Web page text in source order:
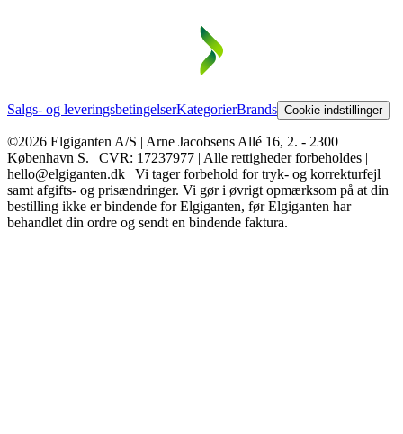
Salgs- og leveringsbetingelserKategorierBrands Cookie indstillinger
©2026 Elgiganten A/S | Arne Jacobsens Allé 16, 2. - 2300
København S. | CVR: 17237977 | Alle rettigheder forbeholdes |
hello@elgiganten.dk | Vi tager forbehold for tryk- og korrekturfejl
samt afgifts- og prisændringer. Vi gør i øvrigt opmærksom på at din
bestilling ikke er bindende for Elgiganten, før Elgiganten har
behandlet din ordre og sendt en bindende faktura.